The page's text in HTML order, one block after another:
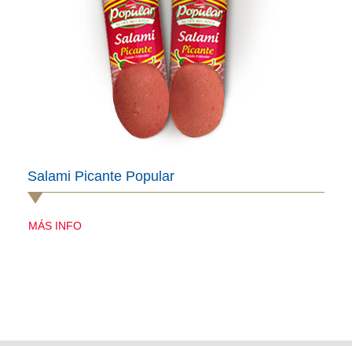
Salami Picante Popular
MÁS INFO